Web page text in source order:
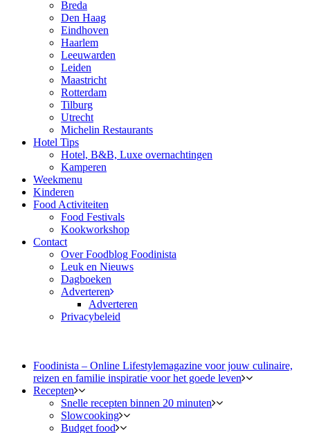
Breda
Den Haag
Eindhoven
Haarlem
Leeuwarden
Leiden
Maastricht
Rotterdam
Tilburg
Utrecht
Michelin Restaurants
Hotel Tips
Hotel, B&B, Luxe overnachtingen
Kamperen
Weekmenu
Kinderen
Food Activiteiten
Food Festivals
Kookworkshop
Contact
Over Foodblog Foodinista
Leuk en Nieuws
Dagboeken
Adverteren
Adverteren
Privacybeleid
Foodinista – Online Lifestylemagazine voor jouw culinaire,
reizen en familie inspiratie voor het goede leven
Recepten
Snelle recepten binnen 20 minuten
Slowcooking
Budget food